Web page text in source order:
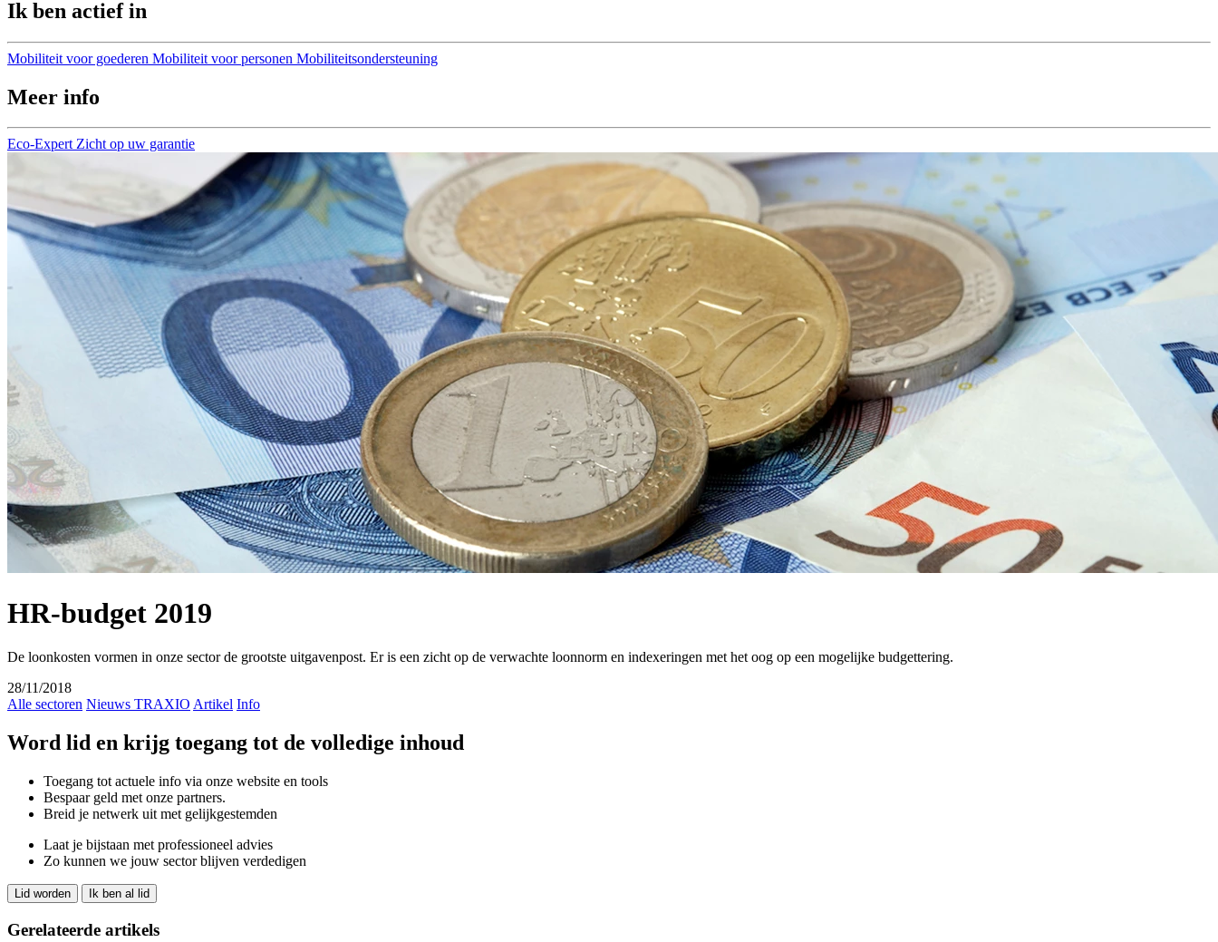
Ik ben actief in
Mobiliteit voor goederen Mobiliteit voor personen Mobiliteitsondersteuning
Meer info
Eco-Expert Zicht op uw garantie
HR-budget 2019
De loonkosten vormen in onze sector de grootste uitgavenpost. Er is een zicht op de verwachte loonnorm en indexeringen met het oog op een mogelijke budgettering.
28/11/2018
Alle sectoren Nieuws TRAXIO Artikel Info
Word lid en krijg toegang tot de volledige inhoud
Toegang tot actuele info via onze website en tools
Bespaar geld met onze partners.
Breid je netwerk uit met gelijkgestemden
Laat je bijstaan met professioneel advies
Zo kunnen we jouw sector blijven verdedigen
Lid worden Ik ben al lid
Gerelateerde artikels